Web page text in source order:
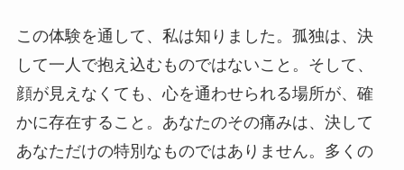
この体験を通して、私は知りました。孤独は、決
して一人で抱え込むものではないこと。そして、
顔が見えなくても、心を通わせられる場所が、確
かに存在すること。あなたのその痛みは、決して
あなただけの特別なものではありません。多くの